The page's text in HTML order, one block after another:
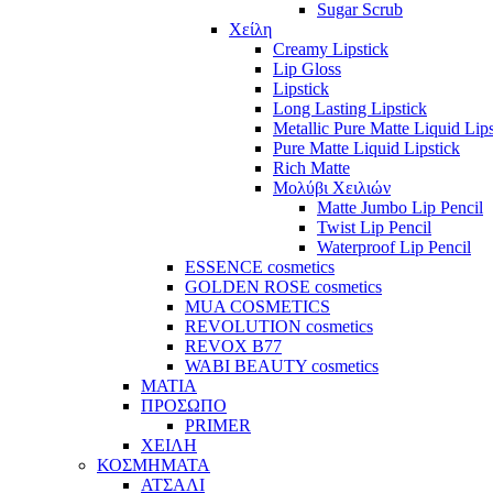
Sugar Scrub
Χείλη
Creamy Lipstick
Lip Gloss
Lipstick
Long Lasting Lipstick
Metallic Pure Matte Liquid
Pure Matte Liquid Lipstick
Rich Matte
Μολύβι Χειλιών
Matte Jumbo Lip Pencil
Twist Lip Pencil
Waterproof Lip Pencil
ESSENCE cosmetics
GOLDEN ROSE cosmetics
MUA COSMETICS
REVOLUTION cosmetics
REVOX B77
WABI BEAUTY cosmetics
ΜΑΤΙΑ
ΠΡΟΣΩΠΟ
PRIMER
ΧΕΙΛΗ
ΚΟΣΜΗΜΑΤΑ
ΑΤΣΑΛΙ